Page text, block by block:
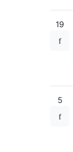
19
5